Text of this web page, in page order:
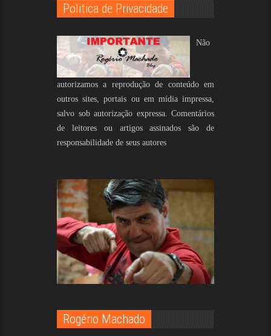
Politica de Privacidade
Não
autorizamos a reprodução de conteúdo em
outros sites, portais ou em mídia impressa,
salvo sob autorização expressa. Comentários
de leitores ou artigos assinados são de
responsabilidade de seus autores
Rogério Machado